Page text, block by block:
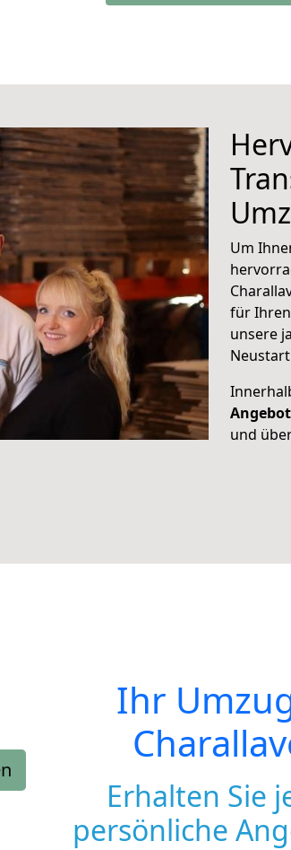
Um
für
unsere
und
Ihr
Erhalten Sie
persönliche